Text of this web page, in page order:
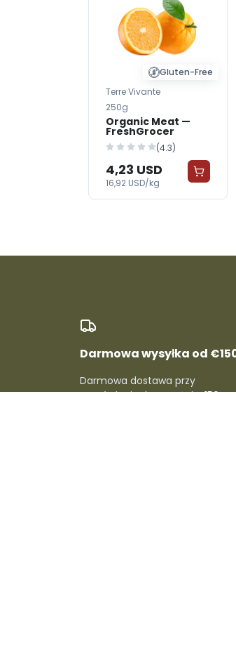
Gluten-Free
Terre Vivante
250g
Organic Meat —
FreshGrocer
(4.3)
4,23 USD
16,92 USD/kg
Darmowa wysyłka od
Darmowa dostawa przy
zamówieniach powyżej €150.